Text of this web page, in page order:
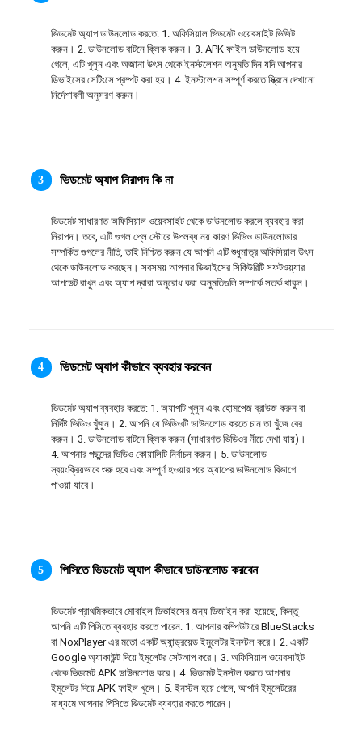
日本語
العربية
తెలుగు
हिंदी
ভিডমেট অ্যাপ ডাউনলোড করতে: 1. অফিসিয়াল ভিডমেট ওয়েবসাইট ভিজিট
করুন। 2. ডাউনলোড বাটনে ক্লিক করুন। 3. APK ফাইল ডাউনলোড হয়ে
গেলে, এটি খুলুন এবং অজানা উৎস থেকে ইনস্টলেশন অনুমতি দিন যদি আপনার
ডিভাইসের সেটিংসে প্রম্পট করা হয়। 4. ইনস্টলেশন সম্পূর্ণ করতে স্ক্রিনে দেখানো
নির্দেশাবলী অনুসরণ করুন।
3 ভিডমেট অ্যাপ নিরাপদ কি না
ভিডমেট সাধারণত অফিসিয়াল ওয়েবসাইট থেকে ডাউনলোড করলে ব্যবহার করা
নিরাপদ। তবে, এটি গুগল প্লে স্টোরে উপলব্ধ নয় কারণ ভিডিও ডাউনলোডার
সম্পর্কিত গুগলের নীতি, তাই নিশ্চিত করুন যে আপনি এটি শুধুমাত্র অফিসিয়াল উৎস
থেকে ডাউনলোড করছেন। সবসময় আপনার ডিভাইসের সিকিউরিটি সফটওয়্যার
আপডেট রাখুন এবং অ্যাপ দ্বারা অনুরোধ করা অনুমতিগুলি সম্পর্কে সতর্ক থাকুন।
4 ভিডমেট অ্যাপ কীভাবে ব্যবহার করবেন
ভিডমেট অ্যাপ ব্যবহার করতে: 1. অ্যাপটি খুলুন এবং হোমপেজ ব্রাউজ করুন বা
নির্দিষ্ট ভিডিও খুঁজুন। 2. আপনি যে ভিডিওটি ডাউনলোড করতে চান তা খুঁজে বের
করুন। 3. ডাউনলোড বাটনে ক্লিক করুন (সাধারণত ভিডিওর নীচে দেখা যায়)।
4. আপনার পছন্দের ভিডিও কোয়ালিটি নির্বাচন করুন। 5. ডাউনলোড
স্বয়ংক্রিয়ভাবে শুরু হবে এবং সম্পূর্ণ হওয়ার পরে অ্যাপের ডাউনলোড বিভাগে
পাওয়া যাবে।
5 পিসিতে ভিডমেট অ্যাপ কীভাবে ডাউনলোড করবেন
ভিডমেট প্রাথমিকভাবে মোবাইল ডিভাইসের জন্য ডিজাইন করা হয়েছে, কিন্তু
আপনি এটি পিসিতে ব্যবহার করতে পারেন: 1. আপনার কম্পিউটারে BlueStacks
বা NoxPlayer এর মতো একটি অ্যান্ড্রয়েড ইমুলেটর ইনস্টল করে। 2. একটি
Google অ্যাকাউন্ট দিয়ে ইমুলেটর সেটআপ করে। 3. অফিসিয়াল ওয়েবসাইট
থেকে ভিডমেট APK ডাউনলোড করে। 4. ভিডমেট ইনস্টল করতে আপনার
ইমুলেটর দিয়ে APK ফাইল খুলে। 5. ইনস্টল হয়ে গেলে, আপনি ইমুলেটরের
মাধ্যমে আপনার পিসিতে ভিডমেট ব্যবহার করতে পারেন।